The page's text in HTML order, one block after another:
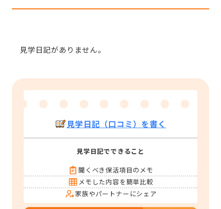
見学日記がありません。
見学日記（口コミ）を書く
見学日記でできること
聞くべき保活項目のメモ
メモした内容を簡単比較
家族やパートナーにシェア